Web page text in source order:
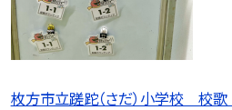
枚方市立蹉跎（さだ）小学校 校歌